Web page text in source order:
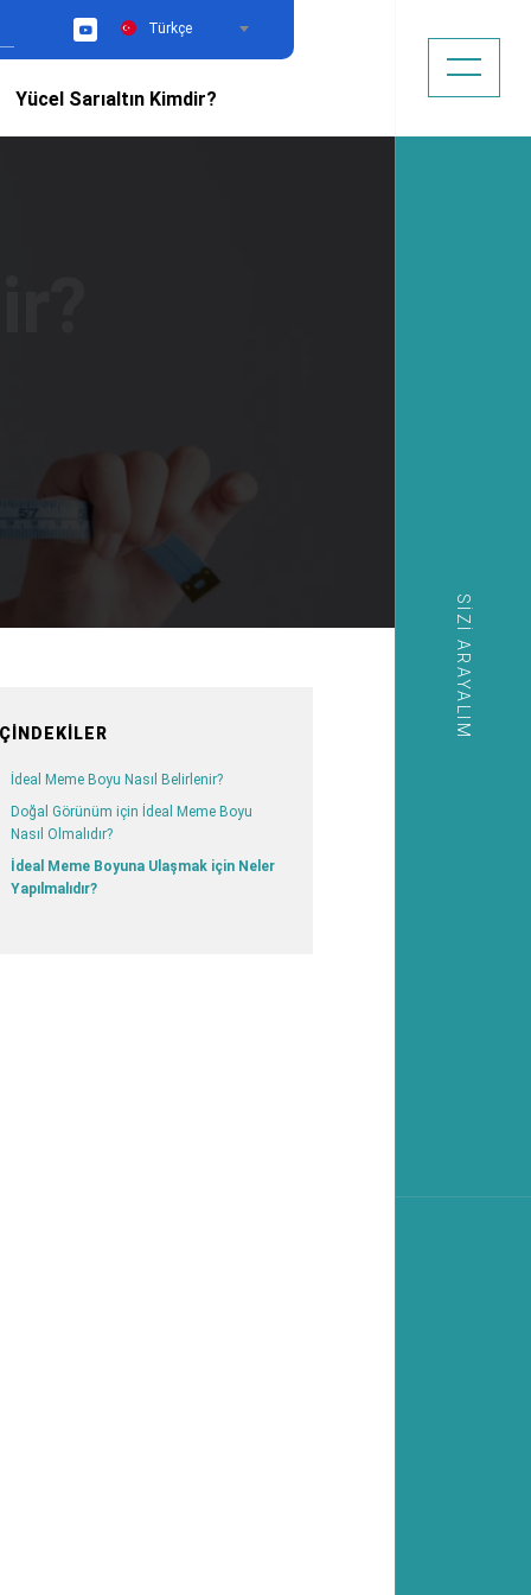
YouTubeTürkçe
Yücel Sarıaltın Kimdir?
SIZI ARAYALIM
İdeal Meme Boyu Nasıl Belirlenir?
Doğal Görünüm için İdeal Meme Boyu
Nasıl Olmalıdır?
İdeal Meme Boyuna Ulaşmak için Neler
Yapılmalıdır?